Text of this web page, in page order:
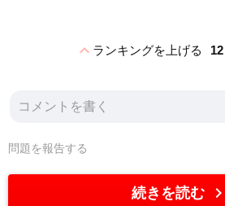
expand_lessランキングを上げる 12
問題を報告する
続きを読む chevron_right